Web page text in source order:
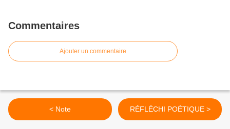
Commentaires
Ajouter un commentaire
< Note RÉFLÉCHI POÉTIQUE >